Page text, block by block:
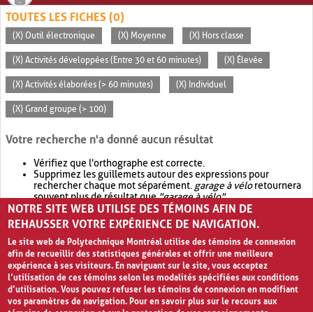
TOUTES LES FICHES (0)
(X) Outil électronique (X) Moyenne (X) Hors classe
(X) Activités développées (Entre 30 et 60 minutes) (X) Élevée
(X) Activités élaborées (> 60 minutes) (X) Individuel
(X) Grand groupe (> 100)
Votre recherche n'a donné aucun résultat
Vérifiez que l'orthographe est correcte.
Supprimez les guillemets autour des expressions pour
rechercher chaque mot séparément. garage à véloretournera
souvent plus de résultat que"garage à vélo".
Envisagez d'élargir votre recherche avec OR.garage OR vélo
retournera souvent plus de résultat quegarage à vélo
NOTRE SITE WEB UTILISE DES TÉMOINS AFIN DE
REHAUSSER VOTRE EXPÉRIENCE DE NAVIGATION.
Le site web de Polytechnique Montréal utilise des témoins de connexion
afin de recueillir des statistiques générales et offrir une meilleure
expérience à ses visiteurs. En naviguant sur le site, vous acceptez
l’utilisation de ces témoins selon les modalités spécifiées aux conditions
d’utilisation. Vous pouvez refuser les témoins de connexion en modifiant
vos paramètres de navigation. Pour en savoir plus sur le recours aux